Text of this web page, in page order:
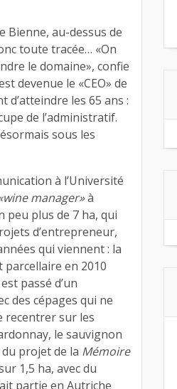
Bienne, au-dessus de
toute tracée… «On
le domaine», confie
devenue le «CEO» de
d’atteindre les 65 ans :
de l’administratif.
sous les
à l’Université
manager»à
peu plus de 7 ha, qui
d’entrepreneur,
qui viennent : la
en 2010
passé d’un
des cépages qui ne
recentrer sur les
le sauvignon
projet de la Mémoire
1,5 ha, avec du
partie en Autriche